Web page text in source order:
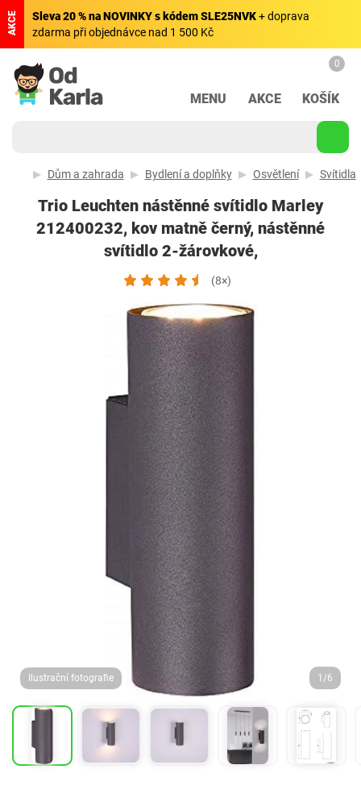
AKCE Sleva 20 % na NOVINKY s kódem SLE25NVK+ doprava
zdarma při objednávce nad 1 500 Kč
MENU AKCE
0
KOŠÍK
Dům a zahrada Bydlení a doplňky Osvětlení Svítidla
Trio Leuchten nástěnné svítidlo Marley
212400232, kov matně černý, nástěnné
svítidlo 2-žárovkové,
(8×)
Ilustrační fotografie 1/6